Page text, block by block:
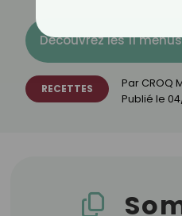
Découvrez les 11
RECETTES Par CROQ
Publié le